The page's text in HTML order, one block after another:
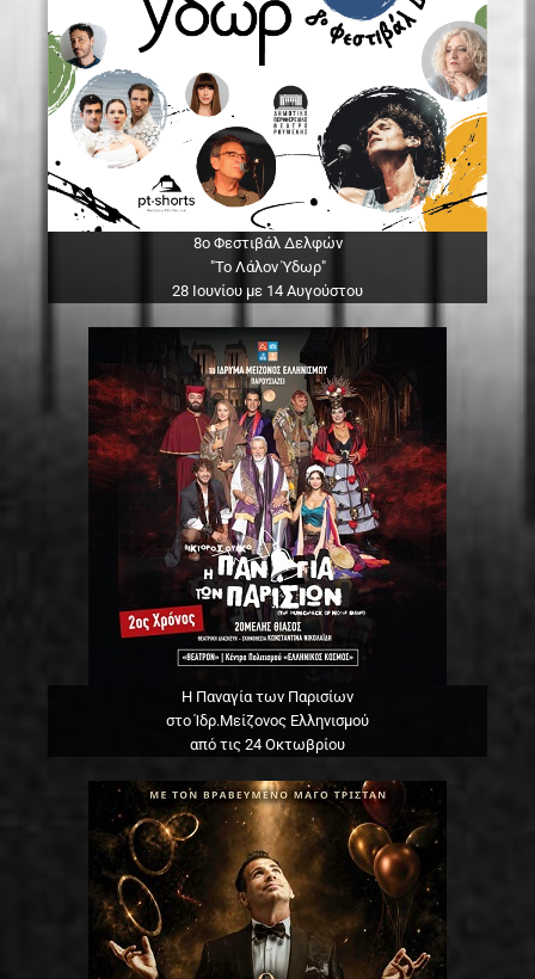
8ο Φεστιβάλ Δελφών
"Το Λάλον Ύδωρ"
28 Ιουνίου με 14 Αυγούστου
Η Παναγία των Παρισίων
στο Ίδρ.Μείζονος Ελληνισμού
από τις 24 Οκτωβρίου